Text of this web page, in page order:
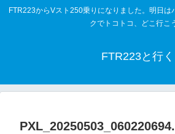
FTR223からVスト250乗りになりました。明日は
クでトコトコ、どこ行こ
FTR223と行く